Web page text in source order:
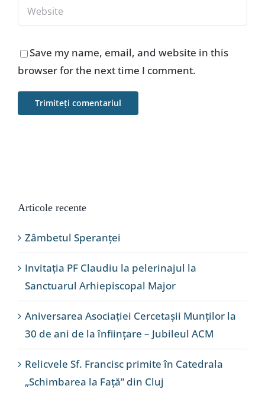
Save my name, email, and website in this
browser for the next time I comment.
Articole recente
Zâmbetul Speranței
Invitația PF Claudiu la pelerinajul la
Sanctuarul Arhiepiscopal Major
Aniversarea Asociației Cercetașii Munților la
30 de ani de la înființare – Jubileul ACM
Relicvele Sf. Francisc primite în Catedrala
„Schimbarea la Față” din Cluj